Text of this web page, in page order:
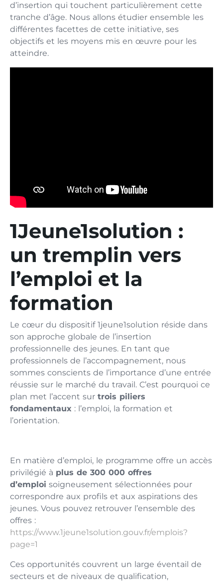
d’insertion qui touchent particulièrement cette
tranche d’âge. Nous allons étudier ensemble les
différentes facettes de cette initiative, ses
objectifs et les moyens mis en œuvre pour les
atteindre.
1Jeune1solution :
un tremplin vers
l’emploi et la
formation
Le cœur du dispositif 1jeune1solution réside dans
son approche globale de l’insertion
professionnelle des jeunes. En tant que
professionnels de l’accompagnement, nous
sommes conscients de l’importance d’une entrée
réussie sur le marché du travail. C’est pourquoi ce
plan met l’accent sur trois piliers
fondamentaux : l’emploi, la formation et
l’orientation.
En matière d’emploi, le programme offre un accès
privilégié à plus de 300 000 offres
d’emploi soigneusement sélectionnées pour
correspondre aux profils et aux aspirations des
jeunes. Vous pouvez retrouver l’ensemble des
offres :
https://www.1jeune1solution.gouv.fr/emplois?
page=1
Ces opportunités couvrent un large éventail de
secteurs et de niveaux de qualification,